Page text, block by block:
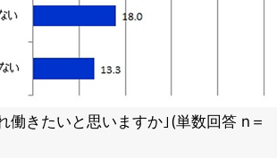
働きたいと思いますか｣(単数回答 n＝